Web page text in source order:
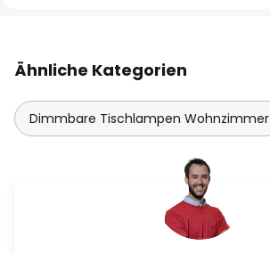
Ähnliche Kategorien
Dimmbare Tischlampen Wohnzimmer